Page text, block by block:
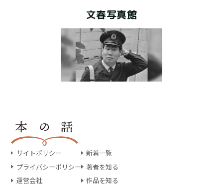
文春写真館
サイトポリシー
プライバシーポリシー
運営会社
新着一覧
著者を知る
作品を知る